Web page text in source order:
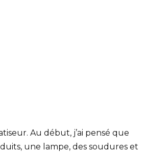
Au début, j’ai pensé que
une lampe, des soudures et